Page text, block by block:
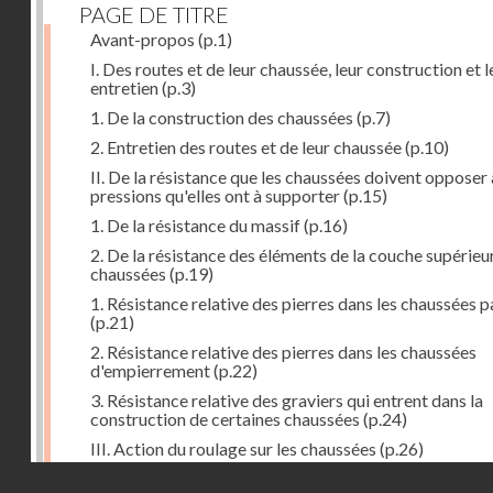
PAGE DE TITRE
Avant-propos (p.1)
I. Des routes et de leur chaussée, leur construction et
entretien(p.3)
1. De la construction des chaussées (p.7)
2. Entretien des routes et de leur chaussée(p.10)
II. De la résistance que les chaussées doivent opposer
pressions qu'elles ont à supporter(p.15)
1. De la résistance du massif(p.16)
2. De la résistance des éléments de la couche
chaussées (p.19)
1. Résistance relative des pierres dans les chaussées
(p.21)
2. Résistance relative des pierres dans les chaussées
d'empierrement(p.22)
3. Résistance relative des graviers qui entrent dans la
construction de certaines chaussées (p.24)
III. Action du roulage sur les chaussées (p.26)